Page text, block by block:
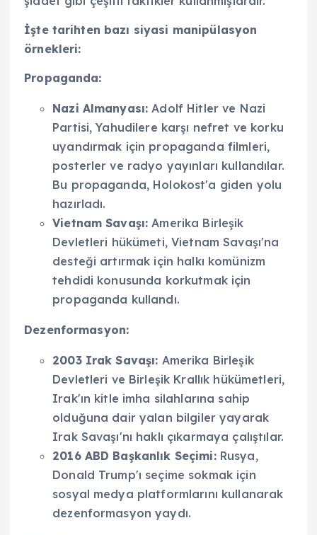
İşte tarihten bazı siyasi manipülasyon
örnekleri:
Propaganda:
Nazi Almanyası: Adolf Hitler ve Nazi
Partisi, Yahudilere karşı nefret ve korku
uyandırmak için propaganda filmleri,
posterler ve radyo yayınları kullandılar.
Bu propaganda, Holokost'a giden yolu
hazırladı.
Vietnam Savaşı: Amerika Birleşik
Devletleri hükümeti, Vietnam Savaşı'na
desteği artırmak için halkı komünizm
tehdidi konusunda korkutmak için
propaganda kullandı.
Dezenformasyon:
2003 Irak Savaşı: Amerika Birleşik
Devletleri ve Birleşik Krallık hükümetleri,
Irak'ın kitle imha silahlarına sahip
olduğuna dair yalan bilgiler yayarak
Irak Savaşı'nı haklı çıkarmaya çalıştılar.
2016 ABD Başkanlık Seçimi:Rusya,
Donald Trump'ı seçime sokmak için
sosyal medya platformlarını kullanarak
dezenformasyon yaydı.